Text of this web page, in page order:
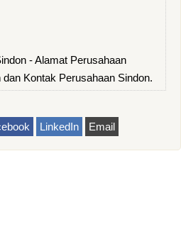
- Alamat Perusahaan
Kontak Perusahaan Sindon.
LinkedIn Email